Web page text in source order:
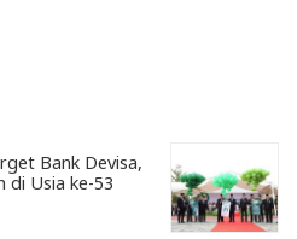
Bank Devisa,
di Usia ke-53